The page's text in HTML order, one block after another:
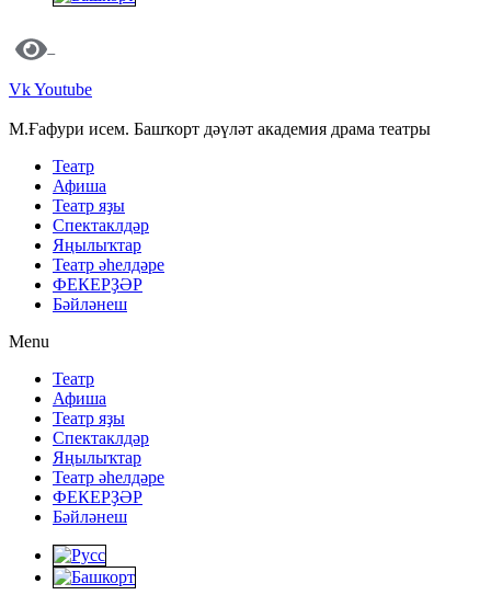
VkYoutube
М.Ғафури исем. Башҡорт дәүләт академия драма театры
Театр
Афиша
Театр яҙы
Спектаклдәр
Яңылыҡтар
Театр әһелдәре
ФЕКЕРҘӘР
Бәйләнеш
Menu
Театр
Афиша
Театр яҙы
Спектаклдәр
Яңылыҡтар
Театр әһелдәре
ФЕКЕРҘӘР
Бәйләнеш